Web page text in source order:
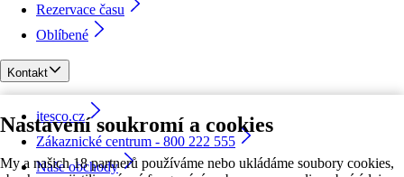
Nastavení soukromí a cookies
My a našich 18 partnerů používáme nebo ukládáme soubory cookies,
Rezervace času
Oblíbené
Kontakt
itesco.cz
Zákaznické centrum - 800 222 555
Naše obchody